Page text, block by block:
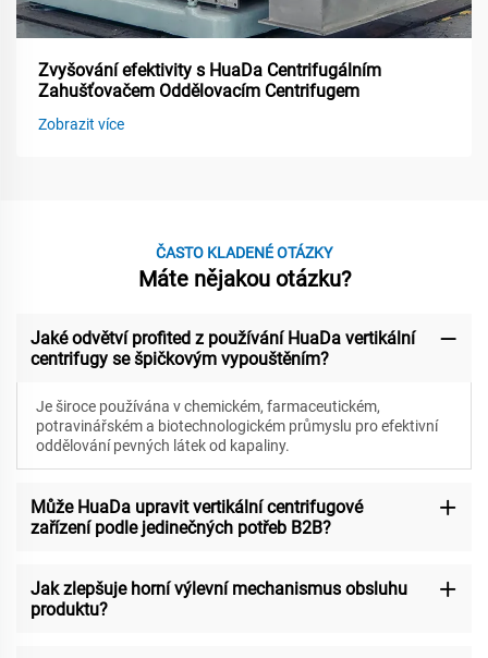
Zvyšování efektivity s HuaDa Centrifugálním
Zahušťovačem Oddělovacím Centrifugem
Zobrazit více
ČASTO KLADENÉ OTÁZKY
Máte nějakou otázku?
Jaké odvětví profited z používání HuaDa vertikální
centrifugy se špičkovým vypouštěním?
Je široce používána v chemickém, farmaceutickém,
potravinářském a biotechnologickém průmyslu pro efektivní
oddělování pevných látek od kapaliny.
Může HuaDa upravit vertikální centrifugové
zařízení podle jedinečných potřeb B2B?
Jak zlepšuje horní výlevní mechanismus obsluhu
produktu?